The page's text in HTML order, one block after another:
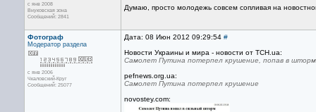
с янв 2008
Внуковская зона
Сообщений: 2841
Думаю, просто молодежь совсем сопливая на
Фотограф
Модератор раздела
с янв 2006
Чкаловский-Круг
Сообщений: 25077
Дата: 08 Июн 2012 09:29:54 #
Новости Украины и мира - новости от TCH.ua:
Самолет Путина потерпел крушение, попав в шторм
pefnews.org.ua:
Самолет Путина потерпел крушение
novostey.com: